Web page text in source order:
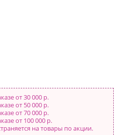
от 30 000 р.
от 50 000 р.
от 70 000 р.
от 100 000 р.
на товары по акции.